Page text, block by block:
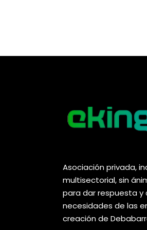
Asociación privada,
multisectorial, sin
para dar respuesta y
necesidades de las
creación de